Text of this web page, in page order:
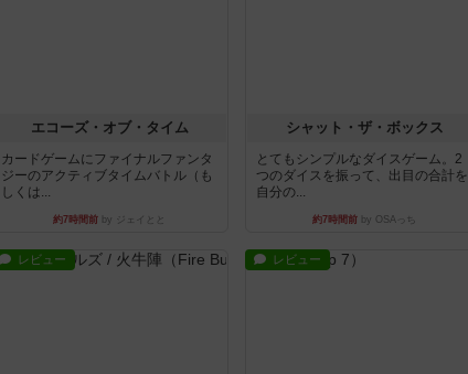
エコーズ・オブ・タイム
カードゲームにファイナルファンタ
ジーのアクティブタイムバトル（も
しくは...
約7時間前 by ジェイとと
シャット・ザ・ボックス
とてもシンプルなダイスゲーム。2
つのダイスを振って、出目の合計を
自分の...
約7時間前 by OSAっち
レビュー レビュー